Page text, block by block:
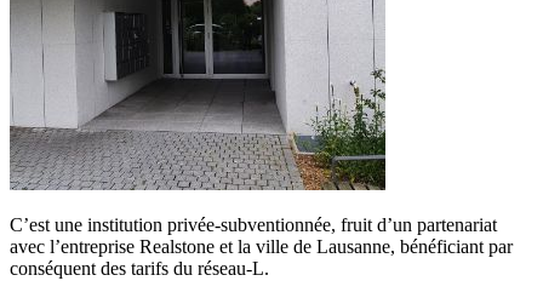
C’est une institution privée-subventionnée, fruit d’un partenariat
avec l’entreprise Realstone et la ville de Lausanne, bénéficiant par
conséquent des tarifs du réseau-L.